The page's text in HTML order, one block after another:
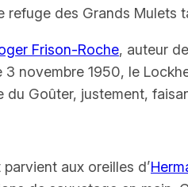
refuge des Grands
Frison-Roche, auteur de
3 novembre 1950, le
Goûter, justement,
aux oreilles d’